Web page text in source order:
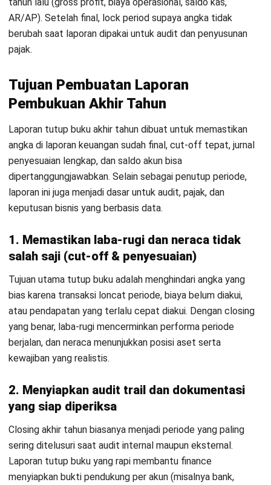
dengan cut-off berbasis serah terima barang/jasa. Lalu
rekonsiliasi akun material seperti bank, AR, dan AP agar
saldo GL sesuai dokumen pendukung. Jika ada transaksi
seperlunya.
2. Lengkapi adjusting entries
Closing akhir tahun wajib mencakup accrual, prepaid, dan
deferred agar laporan benar-benar basis akrual. Ini
mencegah laba bias karena beban belum masuk atau
pendapatan diakui terlalu cepat. Pastikan penyesuaian
punya dasar kontrak, invoice, atau perhitungan yang jelas.
(penyusutan + indikasi impairment)
Untuk bisnis dengan stok, stock opname harus selaras
dengan saldo persediaan dan HPP. Untuk aset tetap,
cocokkan asset register dengan GL dan pastikan
penyusutan sudah sampai akhir periode. Cek juga aset
idle/rusak yang berpotensi perlu penyesuaian nilai.
4. Siapkan pre-audit checklist & audit trail
Sebelum laporan dikunci, siapkan rekonsiliasi bank, aging
Pastikan setiap jurnal material punya lampiran dan approval
internal agar mudah ditelusuri. Setelah final, lock period
untuk mencegah perubahan tanpa kontrol.